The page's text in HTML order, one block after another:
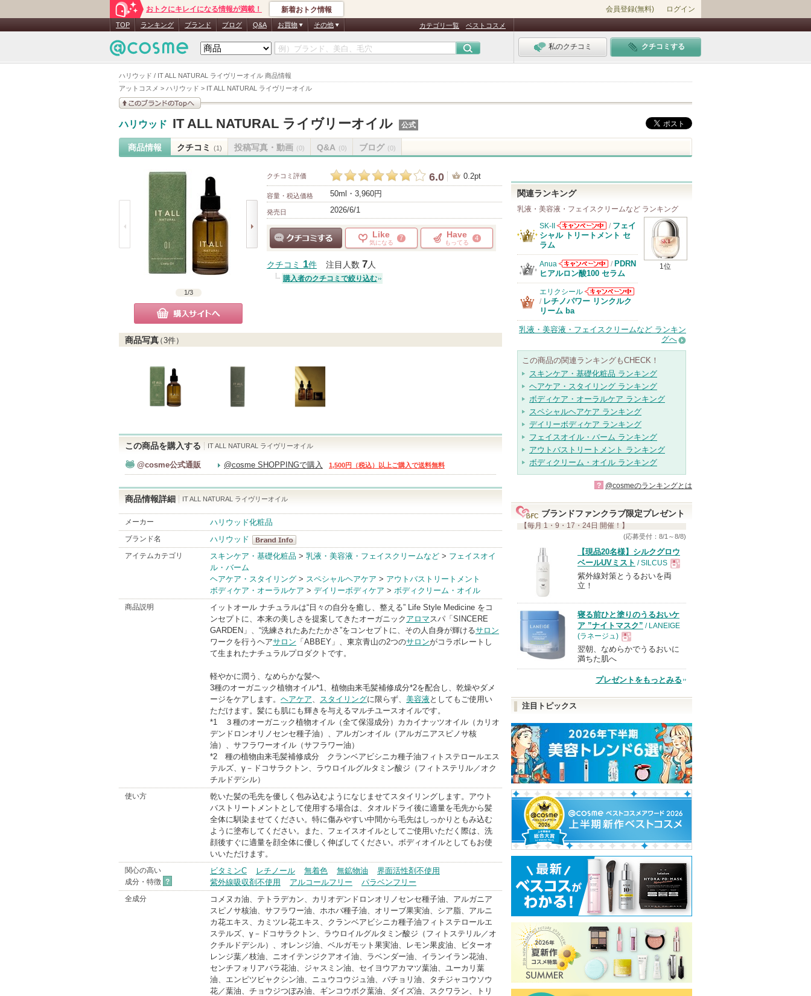
ハリウッド / IT ALL NATURAL ライヴリーオイル 商品情報
アットコスメ > ハリウッド > IT ALL NATURAL ライヴリーオイル
おトクにキレイになる情報が満載！ 新着おトク情報 会員登録(無料) ログイン
TOP ランキング ブランド ブログ Q&A お買物 その他 カテゴリ一覧 ベストコスメ
私のクチコミ クチコミする
ハリウッド IT ALL NATURAL ライヴリーオイル 公式
商品情報 クチコミ (1) 投稿写真・動画 (0) Q&A (0) ブログ (0)
1/3
購入サイトへ
クチコミ評価 6.0 0.2pt
容量・税込価格 50ml・3,960円
発売日 2026/6/1
Like
気になる
7 Have
もってる
4
クチコミ 1件 注目人数 7人
購入者のクチコミで絞り込む
商品写真（3件）
この商品を購入する IT ALL NATURAL ライヴリーオイル
@cosme公式通販 @cosme SHOPPINGで購入 1,500円（税込）以上ご購入で送料無料
商品情報詳細 IT ALL NATURAL ライヴリーオイル
メーカー ハリウッド化粧品
ブランド名
ハリウッド
ハリウッド
アイテムカテゴリ スキンケア・基礎化粧品 > 乳液・美容液・フェイスクリームなど > フェイスオイ
ル・バーム
ヘアケア・スタイリング > スペシャルヘアケア > アウトバストリートメント
ボディケア・オーラルケア > デイリーボディケア > ボディクリーム・オイル
商品説明
イットオール ナチュラルは“日々の自分を癒し、整える” Life Style Medicine をコ
ンセプトに、本来の美しさを提案してきたオーガニック アロマスパ「SINCERE
GARDEN」、“洗練されたあたたかさ”をコンセプトに、その人自身が輝けるサロン
ワークを行うヘアサロン 「ABBEY」、東京青山の2つのサロンがコラボレートし
て生まれたナチュラルプロダクトです。
軽やかに潤う、なめらかな髪へ
3種のオーガニック植物オイル*1、植物由来毛髪補修成分*2を配合し、乾燥やダメ
ージをケアします。 ヘアケア、 スタイリングに限らず、 美容液 としてもご使用い
ただけます。髪にも肌にも輝きを与えるマルチユースオイルです。
*1 ３種のオーガニック植物オイル（全て保湿成分）カカイナッツオイル（カリオ
デンドロンオリノセンセ種子油）、アルガンオイル（アルガニアスピノサ核
油）、サフラワーオイル（サフラワー油）
*2 種の植物由来毛髪補修成分 クランベアビシニカ種子油フィトステロールエス
テルズ、γ－ドコサラクトン、ラウロイルグルタミン酸ジ（フィトステリル／オク
チルドデシル）
使い方
乾いた髪の毛先を優しく包み込むようになじませてスタイリングします。アウト
バストリートメントとして使用する場合は、タオルドライ後に適量を毛先から髪
全体に馴染ませてください。特に傷みやすい中間から毛先はしっかりともみ込む
ように塗布してください。また、フェイスオイルとしてご使用いただく際は、洗
顔後すぐに適量を顔全体に優しく伸ばしてください。ボディオイルとしてもお使
いいただけます。
関心の高い
成分・特徴 ?
ビタミンC レチノール 無着色 無鉱物油
界面活性剤不使用
紫外線吸収剤不使用
アルコールフリー パラベンフリー
全成分
コメヌカ油、テトラデカン、カリオデンドロンオリノセンセ種子油、アルガニア
スピノサ核油、サフラワー油、ホホバ種子油、オリーブ果実油、シア脂、アルニ
カ花エキス、カミツレ花エキス、クランベアビシニカ種子油フィトステロールエ
ステルズ、γ－ドコサラクトン、ラウロイルグルタミン酸ジ（フィトステリル／オ
クチルドデシル）、オレンジ油、ベルガモット果実油、レモン果皮油、ビターオ
レンジ葉／枝油、ニオイテンジクアオイ油、ラベンダー油、イランイラン花油、
センチフォリアバラ花油、ジャスミン油、セイヨウアカマツ葉油、ユーカリ葉
油、エンピツビャクシン油、ニュウコウジュ油、パチョリ油、タチジャコウソウ
花／葉油、チョウジつぼみ油、ギンコウボク葉油、ダイズ油、スクワラン、トリ
関連ランキング
乳液・美容液・フェイスクリームなど ランキング
1位
SK-II
SK-IIからのお
/ フェイ
シャル トリートメント セ
ラム
Anua
Anuaからのお
知らせがありま
す
/ PDRN
ヒアルロン酸100 セラム
エリクシール
エリクシールか
/ レチノパワー リンクルク
リーム ba
乳液・美容液・フェイスクリームなど ランキン
グへ
この商品の関連ランキングもCHECK！
スキンケア・基礎化粧品 ランキング
ヘアケア・スタイリング ランキング
ボディケア・オーラルケア ランキング
スペシャルヘアケア ランキング
デイリーボディケア ランキング
フェイスオイル・バーム ランキング
アウトバストリートメント ランキング
ボディクリーム・オイル ランキング
? @cosmeのランキングとは
ブランドファンクラブ限定プレゼント
【毎月 1・9・17・24日 開催！】
(応募受付：8/1～8/8)
【現品20名様】シルクグロウ
ベールUVミスト / SILCUS
現
品
紫外線対策とうるおいを両
立！
寝る前ひと塗りのうるおいケ
ア ”ナイトマスク” / LANEIGE
(ラネージュ)
現
品
翌朝、なめらかでうるおいに
満ちた肌へ
プレゼントをもっとみる
注目トピックス